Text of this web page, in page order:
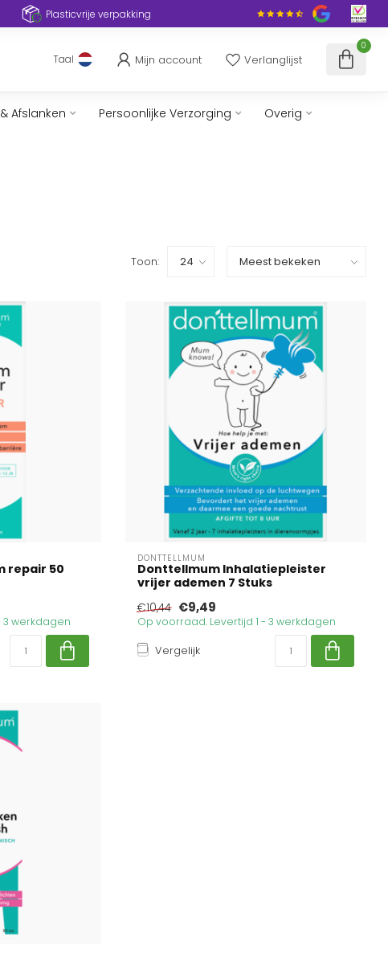
Plasticvrije verpakking
Taal Mijn account Verlanglijst
0
Afslanken Persoonlijke Verzorging Overig
Toon:
repair 50
3 werkdagen
DONTTELLMUM
Donttellmum Inhalatiepleister
vrijer ademen 7 Stuks
€10,44 €9,49
Op voorraad. Levertijd 1 - 3 werkdagen
Vergelijk